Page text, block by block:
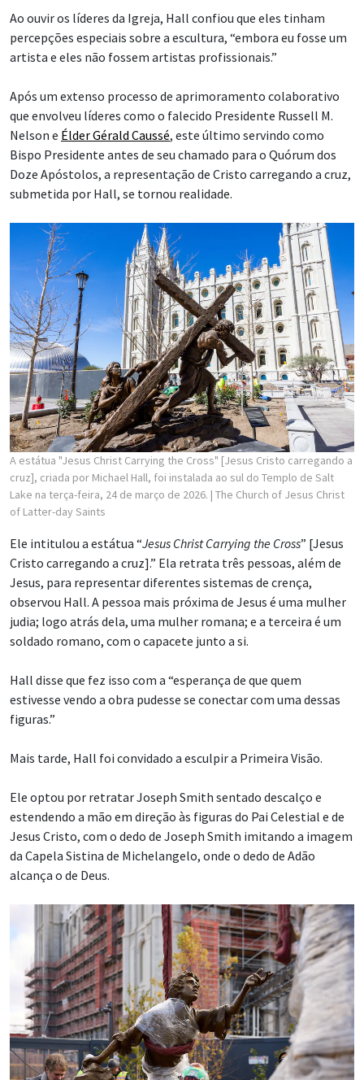
Ao ouvir os líderes da Igreja, Hall confiou que eles tinham
percepções especiais sobre a escultura, “embora eu fosse um
artista e eles não fossem artistas profissionais.”
Após um extenso processo de aprimoramento colaborativo
que envolveu líderes como o falecido Presidente Russell M.
Nelson e Élder Gérald Caussé, este último servindo como
Bispo Presidente antes de seu chamado para o Quórum dos
Doze Apóstolos, a representação de Cristo carregando a cruz,
submetida por Hall, se tornou realidade.
A estátua "Jesus Christ Carrying the Cross" [Jesus Cristo carregando a
cruz], criada por Michael Hall, foi instalada ao sul do Templo de Salt
Lake na terça-feira, 24 de março de 2026. | The Church of Jesus Christ
of Latter-day Saints
Ele intitulou a estátua “Jesus Christ Carrying the Cross” [Jesus
Cristo carregando a cruz].” Ela retrata três pessoas, além de
Jesus, para representar diferentes sistemas de crença,
observou Hall. A pessoa mais próxima de Jesus é uma mulher
judia; logo atrás dela, uma mulher romana; e a terceira é um
soldado romano, com o capacete junto a si.
Hall disse que fez isso com a “esperança de que quem
estivesse vendo a obra pudesse se conectar com uma dessas
figuras.”
Mais tarde, Hall foi convidado a esculpir a Primeira Visão.
Ele optou por retratar Joseph Smith sentado descalço e
estendendo a mão em direção às figuras do Pai Celestial e de
Jesus Cristo, com o dedo de Joseph Smith imitando a imagem
da Capela Sistina de Michelangelo, onde o dedo de Adão
alcança o de Deus.